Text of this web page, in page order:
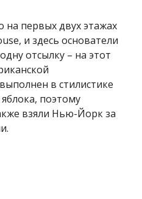
на первых двух этажах
и здесь основатели
отсылку – на этот
в стилистике
поэтому
взяли Нью-Йорк за